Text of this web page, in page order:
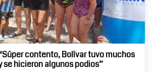
contento, Bolívar tuvo muchos
se hicieron algunos podios”